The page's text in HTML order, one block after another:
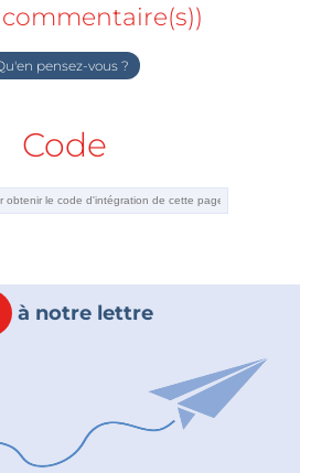
commentaire(s))
pensez-vous ?
Code
à notre lettre